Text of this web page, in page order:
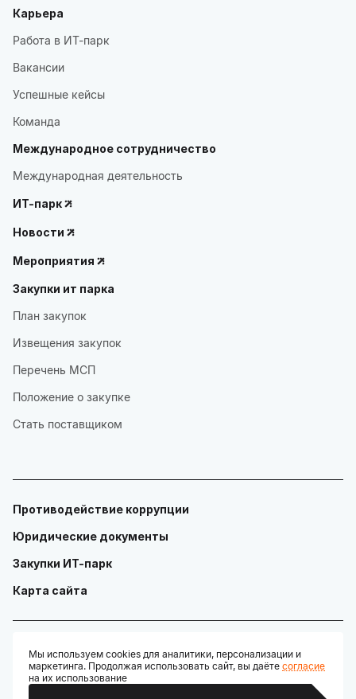
Карьера
Работа в ИТ-парк
Вакансии
Успешные кейсы
Команда
Международное сотрудничество
Международная деятельность
ИТ-парк
Новости
Мероприятия
Закупки ит парка
План закупок
Извещения закупок
Перечень МСП
Положение о закупке
Стать поставщиком
Противодействие коррупции
Юридические документы
Закупки ИТ-парк
Карта сайта
© ГАУ "Технопарк в сфере высоких технологий «ИТ-парк»"
Разработано:
Мы используем cookies для аналитики, персонализации и
маркетинга. Продолжая использовать сайт, вы даёте согласие
на их использование